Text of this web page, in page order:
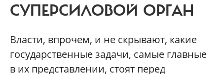
СУПЕРСИЛОВОЙ ОРГАН
Власти, впрочем, и не скрывают, какие
государственные задачи, самые главные
в их представлении, стоят перед